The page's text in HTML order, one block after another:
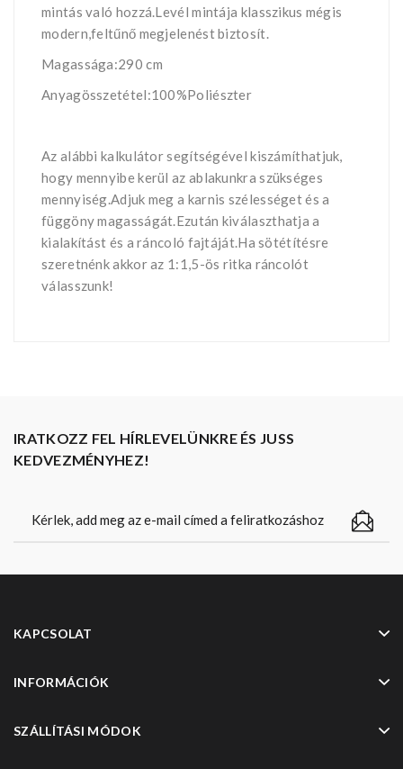
mintás való hozzá.Levél mintája klasszikus mégis
modern,feltűnő megjelenést biztosít.
Magassága:290 cm
Anyagösszetétel:100%Poliészter
Az alábbi kalkulátor segítségével kiszámíthatjuk,
hogy mennyibe kerül az ablakunkra szükséges
mennyiség.Adjuk meg a karnis szélességet és a
függöny magasságát.Ezután kiválaszthatja a
kialakítást és a ráncoló fajtáját.Ha sötétítésre
szeretnénk akkor az 1:1,5-ös ritka ráncolót
válasszunk!
IRATKOZZ FEL HÍRLEVELÜNKRE ÉS JUSS
KEDVEZMÉNYHEZ!
KAPCSOLAT
INFORMÁCIÓK
SZÁLLÍTÁSI MÓDOK